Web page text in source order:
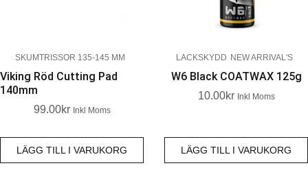
SKUMTRISSOR 135-145 MM
Viking Röd Cutting Pad
140mm
99.00Kr Inkl Moms
LÄGG TILL I VARUKORG
LACKSKYDD NEW ARRIVAL'S
W6 Black COATWAX 125g
10.00Kr Inkl Moms
LÄGG TILL I VARUKORG